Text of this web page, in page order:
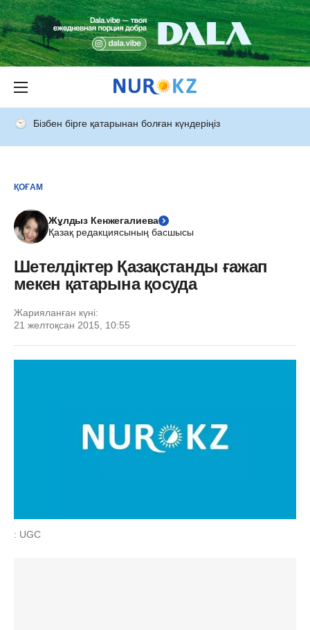
Бізбен бірге қатарынан болған күндеріңіз
ҚОҒАМ
Жұлдыз Кенжегалиева
Қазақ редакциясының басшысы
Шетелдіктер Қазақстанды ғажап
мекен қатарына қосуда
Жарияланған күні:
21 желтоқсан 2015, 10:55
: UGC